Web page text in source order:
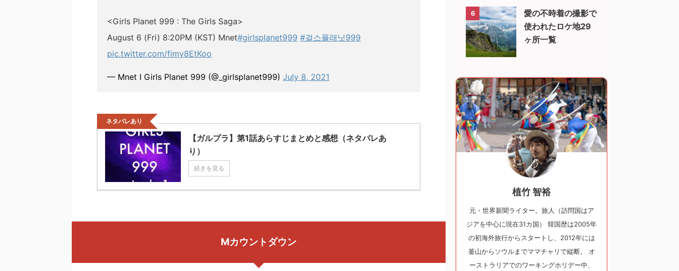
<Girls Planet 999 : The Girls Saga>
August 6 (Fri) 8:20PM (KST) Mnet#girlsplanet999 #걸스플래닛999
pic.twitter.com/fimy8EtKoo
— Mnet I Girls Planet 999 (@_girlsplanet999) July 8, 2021
ネタバレあり
【ガルプラ】第1話あらすじまとめと感想（ネタバレあ
り）
続きを見る
Mカウントダウン
6
愛の不時着の撮影で
使われたロケ地29
ヶ所一覧
植竹 智裕
元・世界新聞ライター。旅人（訪問国はア
ジアを中心に現在31カ国） 韓国歴は2005年
の初海外旅行からスタートし、2012年には
釜山からソウルまでママチャリで縦断。 オ
ーストラリアでのワーキングホリデー中、